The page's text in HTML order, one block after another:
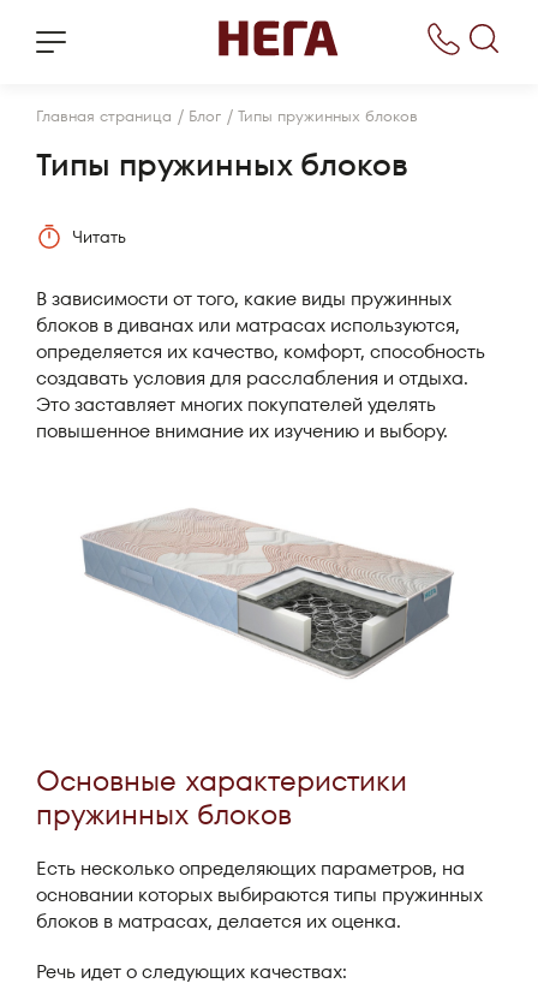
Главная страница / Блог / Типы пружинных блоков
Типы пружинных блоков
Читать
В зависимости от того, какие виды пружинных
блоков в диванах или матрасах используются,
определяется их качество, комфорт, способность
создавать условия для расслабления и отдыха.
Это заставляет многих покупателей уделять
повышенное внимание их изучению и выбору.
Основные характеристики
пружинных блоков
Есть несколько определяющих параметров, на
основании которых выбираются типы пружинных
блоков в матрасах, делается их оценка.
Речь идет о следующих качествах: